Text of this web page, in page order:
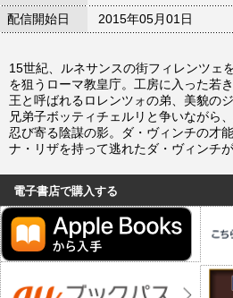
配信開始日 2015年05月01日
15世紀、ルネサンスの街フィレンツェ
を狙うローマ教皇庁。工房に入った若
王と呼ばれるロレンツォの弟、美貌の
兄弟子ボッティチェルリと争いながら
忍び寄る陰謀の影。ダ・ヴィンチの才
ナ・リザを持って逃れたダ・ヴィンチ
電子書店で購入する